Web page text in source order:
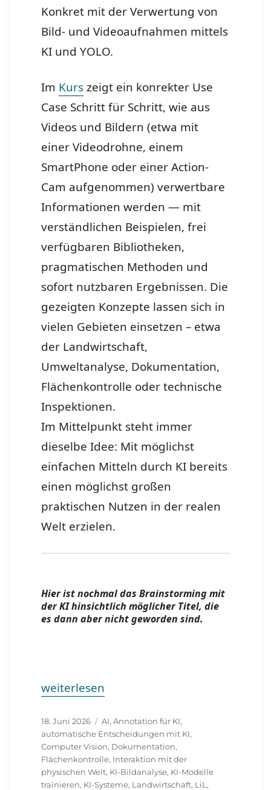
Konkret mit der Verwertung von
Bild- und Videoaufnahmen mittels
KI und YOLO.
Im Kurszeigt ein konrekter Use
Case Schritt für Schritt, wie aus
Videos und Bildern (etwa mit
einer Videodrohne, einem
SmartPhone oder einer Action-
Cam aufgenommen) verwertbare
Informationen werden — mit
verständlichen Beispielen, frei
verfügbaren Bibliotheken,
pragmatischen Methoden und
sofort nutzbaren Ergebnissen. Die
gezeigten Konzepte lassen sich in
vielen Gebieten einsetzen – etwa
der Landwirtschaft,
Umweltanalyse, Dokumentation,
Flächenkontrolle oder technische
Inspektionen.
Im Mittelpunkt steht immer
dieselbe Idee: Mit möglichst
einfachen Mitteln durch KI bereits
einen möglichst großen
praktischen Nutzen in der realen
Welt erzielen.
Hier ist nochmal das Brainstorming mit
der KI hinsichtlich möglicher Titel, die
es dann aber nicht geworden sind.
„KI sieht mehr: Von Bildern und Videos
weiterlesen
Veröffentlicht
am
18. Juni 2026 Schlagwörter
AI,Annotation für KI,
automatische Entscheidungen mit KI,
Computer Vision, Dokumentation,
Flächenkontrolle, Interaktion mit der
physischen Welt, KI-Bildanalyse, KI-Modelle
trainieren, KI-Systeme, Landwirtschaft, LiL ,